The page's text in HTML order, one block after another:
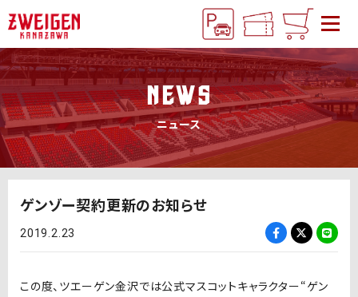
NEWS
ニュース
ゲンゾー契約更新のお知らせ
2019.2.23
この度、ツエーゲン金沢では公式マスコットキャラクター“ゲン